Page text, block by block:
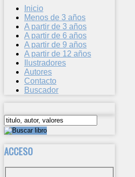
Inicio
Menos de 3 años
A partir de 3 años
A partir de 6 años
A partir de 9 años
A partir de 12 años
Ilustradores
Autores
Contacto
Buscador
ACCESO